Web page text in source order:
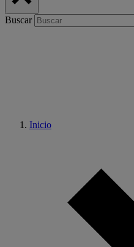
Buscar
Inicio